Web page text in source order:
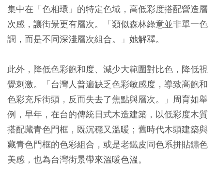
集中在「色相環」的特定色域，高低彩度搭配營造層
次感，讓街景更有層次。「類似森林綠意並非單一色
調，而是不同深淺層次組合。」她解釋。
此外，降低色彩飽和度、減少大範圍對比色，降低視
覺刺激。「台灣人普遍缺乏色彩敏感度，導致高飽和
色彩充斥街頭，反而失去了焦點與層次。」周育如舉
例，早年，在台的傳統日式木造建築，以低彩度木質
搭配藏青色門框，既沉穩又溫暖；舊時代木頭建築與
藏青色門框的色彩組合，或是老鐵皮同色系拼貼鏽色
美感，也為台灣街景帶來溫暖色溫。